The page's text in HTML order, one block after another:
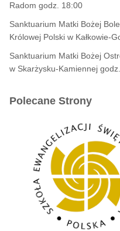
Radom godz. 18:00
Sanktuarium Matki Bożej
Królowej Polski w Kałkowie-
Sanktuarium Matki Bożej
w Skarżysku-Kamiennej
Polecane Strony